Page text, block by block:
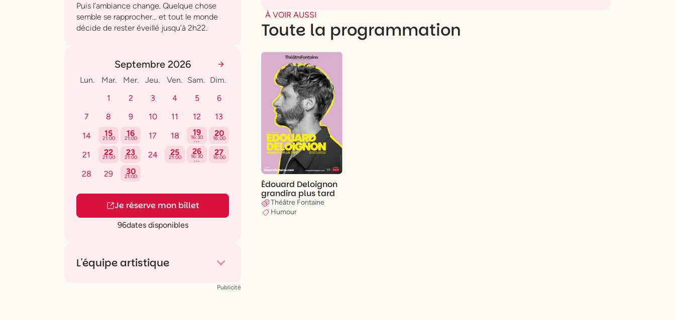
Puis l’ambiance change. Quelque chose
semble se rapprocher… et tout le monde
décide de rester éveillé jusqu’à 2h22.
Septembre 2026
Lun. Mar. Mer. Jeu. Ven. Sam. Dim.
1
2 3 4 5
6
7
8 9 10 11 12
13
14
15
21:00
16
21:00 17 18 19
16:30
...
20
16:00
21 22
21:00
23
21:00 24 25
21:00
26
16:30
...
27
16:00
28 29 30
21:00
Je réserve mon billet
96dates disponibles
L'équipe artistique
Publicité
À VOIR AUSSI
Toute la programmation
Édouard Deloignon
grandira plus tard
Théâtre Fontaine
Humour